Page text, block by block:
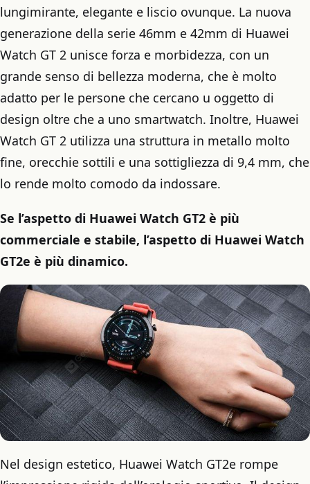
lungimirante, elegante e liscio ovunque. La nuova
generazione della serie 46mm e 42mm di Huawei
Watch GT 2 unisce forza e morbidezza, con un
grande senso di bellezza moderna, che è molto
adatto per le persone che cercano u oggetto di
design oltre che a uno smartwatch. Inoltre, Huawei
Watch GT 2 utilizza una struttura in metallo molto
fine, orecchie sottili e una sottigliezza di 9,4 mm, che
lo rende molto comodo da indossare.
Se l’aspetto di Huawei Watch GT2 è più
commerciale e stabile, l’aspetto di Huawei Watch
GT2e è più dinamico.
Nel design estetico, Huawei Watch GT2e rompe